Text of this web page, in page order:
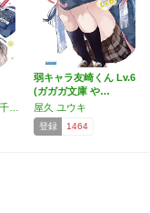
弱キャラ友崎くん Lv.6
(ガガガ文庫 や…
屋久 ユウキ
登録 1464